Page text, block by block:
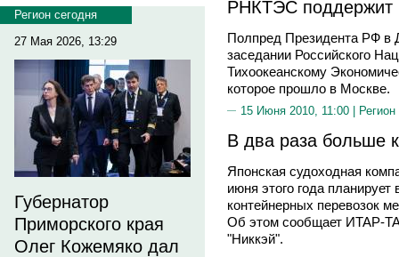
Регион сегодня
27 Мая 2026, 13:29
Губернатор
Приморского края
Олег Кожемяко дал
РНКТЭС поддержит
Полпред Президента РФ
заседании Российского
Тихоокеанскому
которое прошло в Москве.
15 Июня 2010, 11:00 |
В два раза больше
Японская судоходная
июня этого года
контейнерных перевозок
Об этом сообщает ИТАР-
"Никкэй".